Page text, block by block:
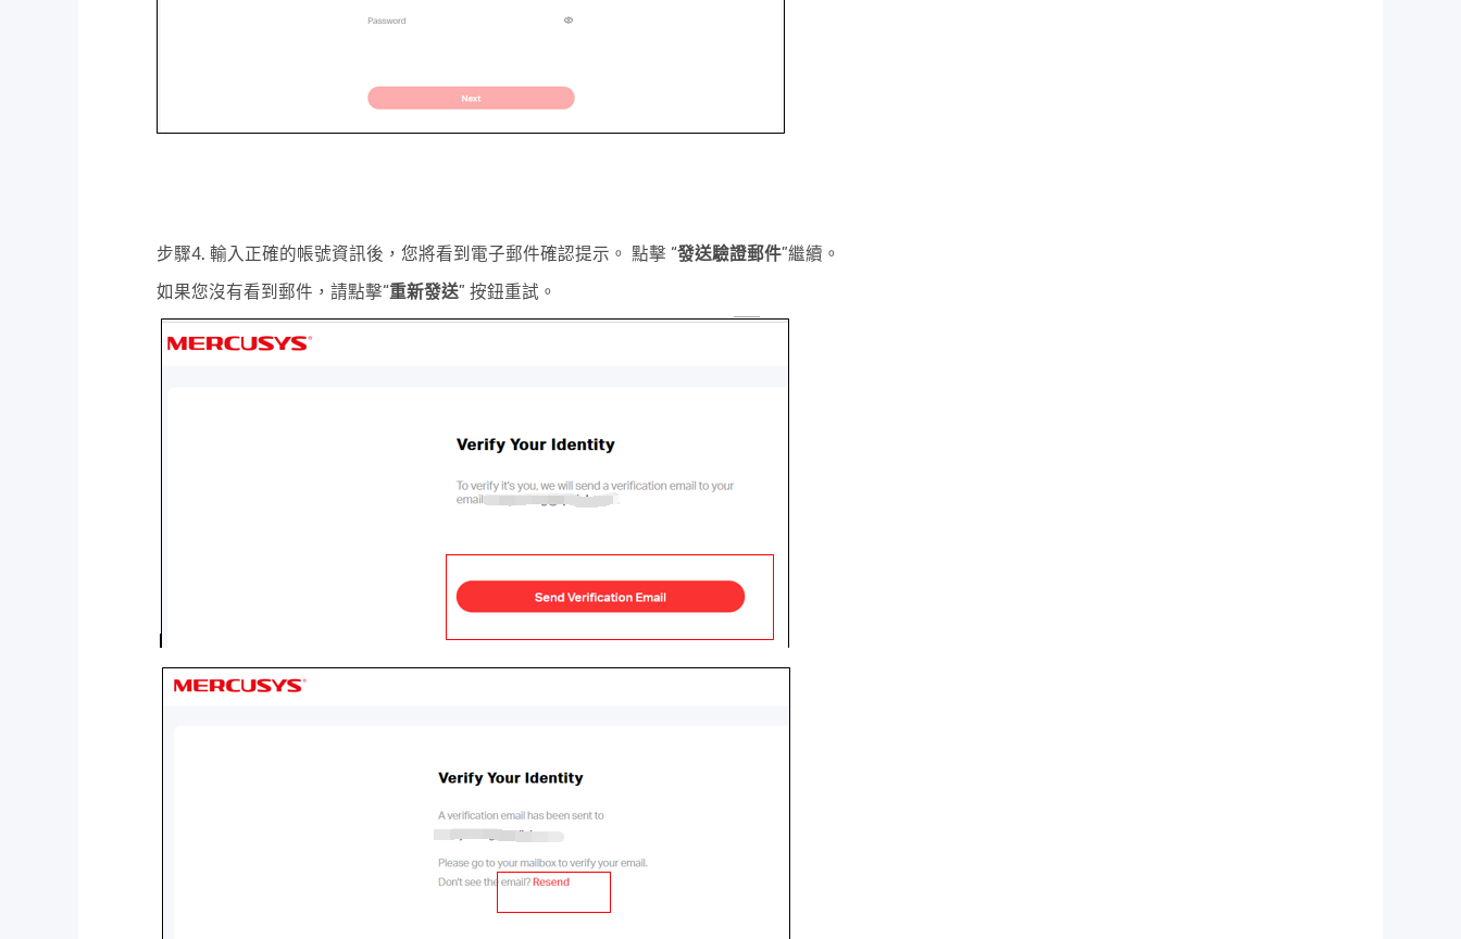
步驟4. 輸入正確的帳號資訊後，您將看到電子郵件確認提示。 點擊 “發送驗證郵件”繼續。
如果您沒有看到郵件，請點擊“重新發送” 按鈕重試。